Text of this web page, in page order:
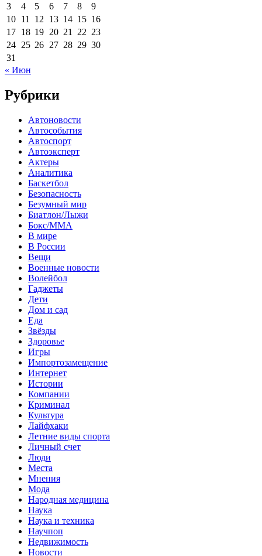
3
4 5 6 7 8
9
10 11 12 13 14 15 16
17 18 19 20 21 22 23
24 25 26 27 28 29 30
31
« Июн
Рубрики
Автоновости
Автособытия
Автоспорт
Автоэксперт
Актеры
Аналитика
Баскетбол
Безопасность
Безумный мир
Биатлон/Лыжи
Бокс/MMA
В мире
В России
Вещи
Военные новости
Волейбол
Гаджеты
Дети
Дом и сад
Еда
Звёзды
Здоровье
Игры
Импортозамещение
Интернет
Истории
Компании
Криминал
Культура
Лайфхаки
Летние виды спорта
Личный счет
Люди
Места
Мнения
Мода
Народная медицина
Наука
Наука и техника
Научпоп
Недвижимость
Новости